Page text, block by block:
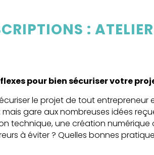
:
pour bien sécuriser votre
le projet de tout entrepreneur
gare aux nombreuses idées
technique, une création numérique
à éviter ? Quelles bonnes